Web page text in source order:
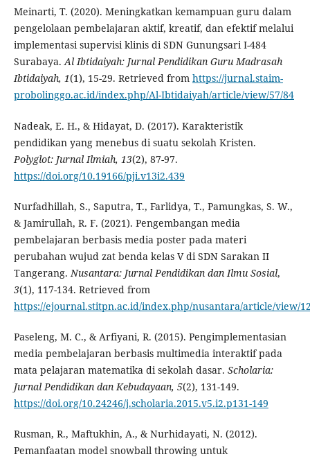
Meinarti, T. (2020). Meningkatkan kemampuan guru dalam
pengelolaan pembelajaran aktif, kreatif, dan efektif melalui
implementasi supervisi klinis di SDN Gunungsari I-484
Surabaya.Al Ibtidaiyah: Jurnal Pendidikan Guru Madrasah
Ibtidaiyah, 1(1), 15-29. Retrieved from https://jurnal.staim-
probolinggo.ac.id/index.php/Al-Ibtidaiyah/article/view/57/84
Nadeak, E. H., & Hidayat, D. (2017). Karakteristik
pendidikan yang menebus di suatu sekolah Kristen.
Polyglot: Jurnal Ilmiah, 13(2), 87-97.
https://doi.org/10.19166/pji.v13i2.439
Nurfadhillah, S., Saputra, T., Farlidya, T., Pamungkas, S. W.,
& Jamirullah, R. F. (2021). Pengembangan media
pembelajaran berbasis media poster pada materi
perubahan wujud zat benda kelas V di SDN Sarakan II
Tangerang. Nusantara: Jurnal Pendidikan dan Ilmu Sosial,
3(1), 117-134. Retrieved from
https://ejournal.stitpn.ac.id/index.php/nusantara/article/view/
Paseleng, M. C., & Arfiyani, R. (2015). Pengimplementasian
media pembelajaran berbasis multimedia interaktif pada
mata pelajaran matematika di sekolah dasar. Scholaria:
Jurnal Pendidikan dan Kebudayaan, 5(2), 131-149.
https://doi.org/10.24246/j.scholaria.2015.v5.i2.p131-149
Rusman, R., Maftukhin, A., & Nurhidayati, N. (2012).
Pemanfaatan model snowball throwing untuk